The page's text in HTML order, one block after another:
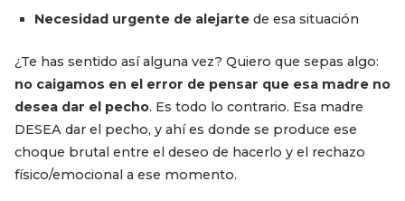
Necesidad urgente de alejartede esa situación
¿Te has sentido así alguna vez? Quiero que sepas algo:
no caigamos en el error de pensar que esa madre no
desea dar el pecho. Es todo lo contrario. Esa madre
DESEA dar el pecho, y ahí es donde se produce ese
choque brutal entre el deseo de hacerlo y el rechazo
físico/emocional a ese momento.